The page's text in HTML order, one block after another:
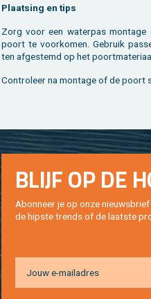
Plaat­sing en tips
Zorg voor een wa­ter­pas mon­ta­ge
poort te voor­ko­men. Ge­bruik
ten af­ge­stemd op het
Con­tro­leer na mon­ta­ge of de poort
BLIJF OP DE
Abon­neer je op onze
de hip­s­te trends of de laat­ste